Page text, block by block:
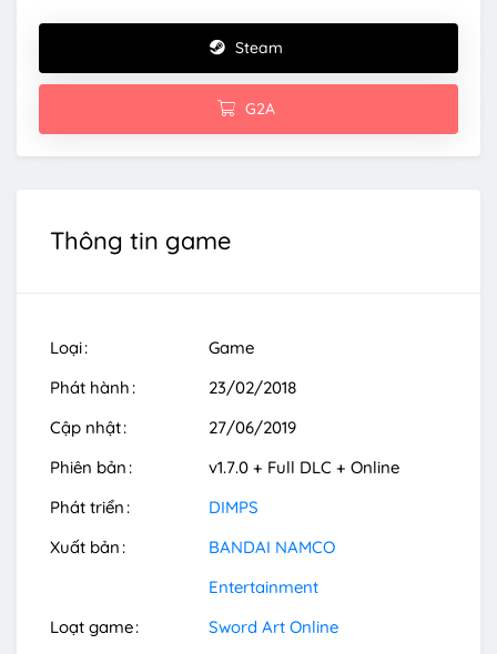
Steam
G2A
Thông tin game
Loại
Game
Phát hành
23/02/2018
Cập nhật
27/06/2019
Phiên bản
v1.7.0 + Full DLC + Online
Phát triển
DIMPS
Xuất bản
BANDAI NAMCO
Entertainment
Loạt game
Sword Art Online